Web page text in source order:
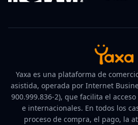
Yaxa es una plataforma de
asistida, operada por Internet
900.999.836-2), que facilita el
e internacionales. En todos los
proceso de compra, el pago, la